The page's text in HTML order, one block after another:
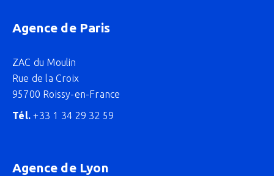
Agence de Paris
ZAC du Moulin
Rue de la Croix
95700 Roissy-en-France
Tél. +33 1 34 29 32 59
Agence de Lyon